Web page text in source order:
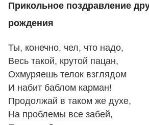
Прикольное поздравление
рождения
Ты, конечно, чел, что надо,
Весь такой, крутой пацан,
Охмуряешь телок взглядом
И набит баблом карман!
Продолжай в таком же духе,
На проблемы все забей,